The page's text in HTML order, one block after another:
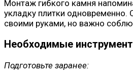
Монтаж гибкого камня
укладку плитки одновременно.
своими руками, но важно
Необходимые
Подготовьте заранее: